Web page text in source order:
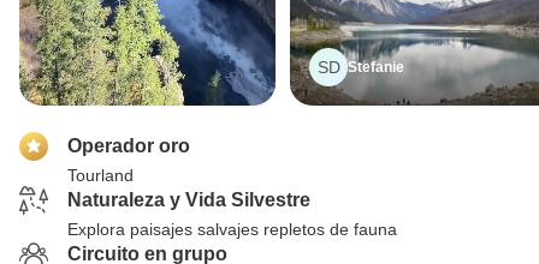
SD Stefanie
Operador oro
Tourland
Naturaleza y Vida Silvestre
Explora paisajes salvajes repletos de fauna
Circuito en grupo